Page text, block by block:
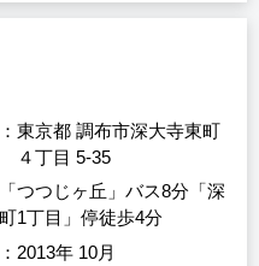
東京都 調布市深大寺東町
４丁目 5-35
2013年 10月
つつじヶ丘」バス8分「深
1丁目」停徒歩4分